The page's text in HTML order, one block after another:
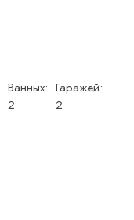
Ванных:
2
Гаражей:
2